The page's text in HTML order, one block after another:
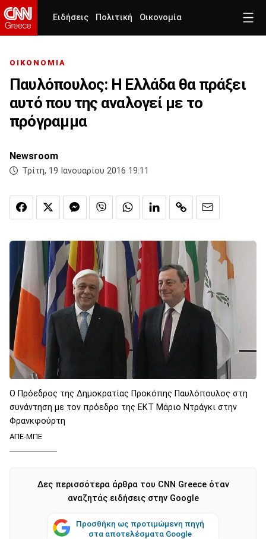
Ειδήσεις Πολιτική Οικονομία
ΟΙΚΟΝΟΜΙΑ
Παυλόπουλος: Η Ελλάδα θα πράξει
αυτό που της αναλογεί με το
πρόγραμμα
Newsroom
Τρίτη, 19 Ιανουαρίου 2016 19:11
Ο Πρόεδρος της Δημοκρατίας Προκόπης Παυλόπουλος στη
συνάντηση με τον πρόεδρο της ΕΚΤ Μάριο Ντράγκι στην
Φρανκφούρτη
ΑΠΕ-ΜΠΕ
Δες περισσότερα άρθρα του CNN Greece όταν
αναζητάς ειδήσεις στην Google
Προσθήκη ως προτιμώμενη πηγή
στα αποτελέσματα Google